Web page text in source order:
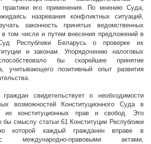
практики его применения. По мнению Суда,
назревания конфликтных ситуаций,
законность принятых ведомственных
в том числе и путем внесения предложений в
Суд Республики Беларусь о проверке их
и законам. Упорядочению налоговых
бы скорейшее принятие
учитывающего позитивный опыт развития
свидетельствует о необходимости
возможностей Конституционного Суда в
их конституционных прав и свобод. Это
бы смыслу статьи 61 Конституции Республики
которой каждый гражданин вправе в
международно-правовыми актами,